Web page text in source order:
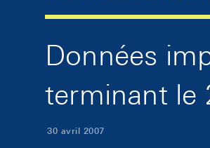
Données
terminant le
30 avril 2007